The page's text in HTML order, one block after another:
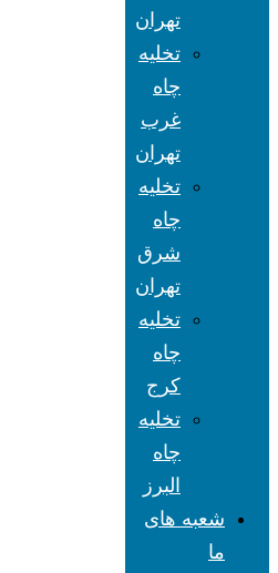
تهران
تخلیه
چاه
غرب
تهران
تخلیه
چاه
شرق
تهران
تخلیه
چاه
کرج
تخلیه
چاه
البرز
شعبه های
ما